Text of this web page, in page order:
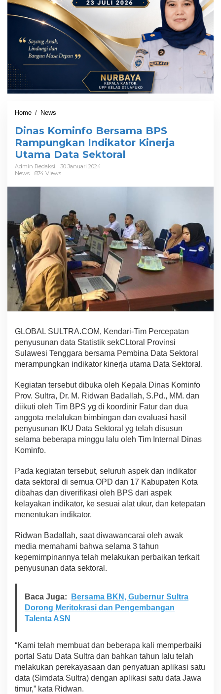
Home / News
n
a
s
K
m
e
r
s
a
m
a
P
S
R
p
u
n
g
n
I
n
d
k
a
r
K
i
n
e
r
a
U
t
a
m
a
t
a
S
t
o
r
a
l
Dinas Kominfo Bersama BPS
Rampungkan Indikator Kinerja
Utama Data Sektoral
Admin Redaksi
30 Januari 2024
News
874 Views
GLOBAL SULTRA.COM, Kendari-Tim Percepatan
penyusunan data Statistik sekCLtoral Provinsi
Sulawesi Tenggara bersama Pembina Data Sektoral
merampungkan indikator kinerja utama Data Sektoral.
Kegiatan tersebut dibuka oleh Kepala Dinas Kominfo
Prov. Sultra, Dr. M. Ridwan Badallah, S.Pd., MM. dan
diikuti oleh Tim BPS yg di koordinir Fatur dan dua
anggota melalukan bimbingan dan evaluasi hasil
penyusunan IKU Data Sektoral yg telah disusun
selama beberapa minggu lalu oleh Tim Internal Dinas
Kominfo.
Pada kegiatan tersebut, seluruh aspek dan indikator
data sektoral di semua OPD dan 17 Kabupaten Kota
dibahas dan diverifikasi oleh BPS dari aspek
kelayakan indikator, ke sesuai alat ukur, dan ketepatan
menentukan indikator.
Ridwan Badallah, saat diwawancarai oleh awak
media memahami bahwa selama 3 tahun
kepemimpinannya telah melakukan perbaikan terkait
penyusunan data sektoral.
Baca Juga:
Bersama BKN, Gubernur Sultra
Dorong Meritokrasi dan Pengembangan
Talenta ASN
“Kami telah membuat dan beberapa kali memperbaiki
portal Satu Data Sultra dan bahkan tahun lalu telah
melakukan perekayasaan dan penyatuan aplikasi satu
data (Simdata Sultra) dengan aplikasi satu data Jawa
timur,” kata Ridwan.